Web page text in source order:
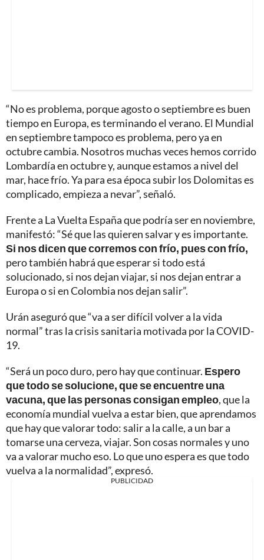
“No es problema, porque agosto o septiembre es buen
tiempo en Europa, es terminando el verano. El Mundial
en septiembre tampoco es problema, pero ya en
octubre cambia. Nosotros muchas veces hemos corrido
Lombardía en octubre y, aunque estamos a nivel del
mar, hace frío. Ya para esa época subir los Dolomitas es
complicado, empieza a nevar”, señaló.
Frente a La Vuelta España que podría ser en noviembre,
manifestó: “Sé que las quieren salvar y es importante.
Si nos dicen que corremos con frío, pues con frío,
pero también habrá que esperar si todo está
solucionado, si nos dejan viajar, si nos dejan entrar a
Europa o si en Colombia nos dejan salir”.
Urán aseguró que “va a ser difícil volver a la vida
normal” tras la crisis sanitaria motivada por la COVID-
19.
“Será un poco duro, pero hay que continuar. Espero
que todo se solucione, que se encuentre una
vacuna, que las personas consigan empleo, que la
economía mundial vuelva a estar bien, que aprendamos
que hay que valorar todo: salir a la calle, a un bar a
tomarse una cerveza, viajar. Son cosas normales y uno
va a valorar mucho eso. Lo que uno espera es que todo
vuelva a la normalidad”, expresó.
PUBLICIDAD